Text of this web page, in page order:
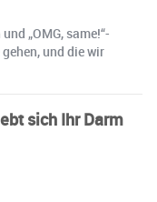
„OMG, same!“-
und die wir
sich Ihr Darm